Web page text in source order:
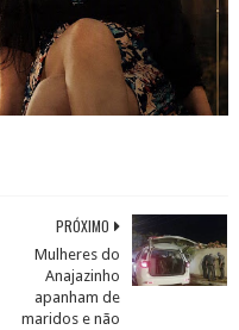
PRÓXIMO
Mulheres do
Anajazinho
apanham de
maridos e não